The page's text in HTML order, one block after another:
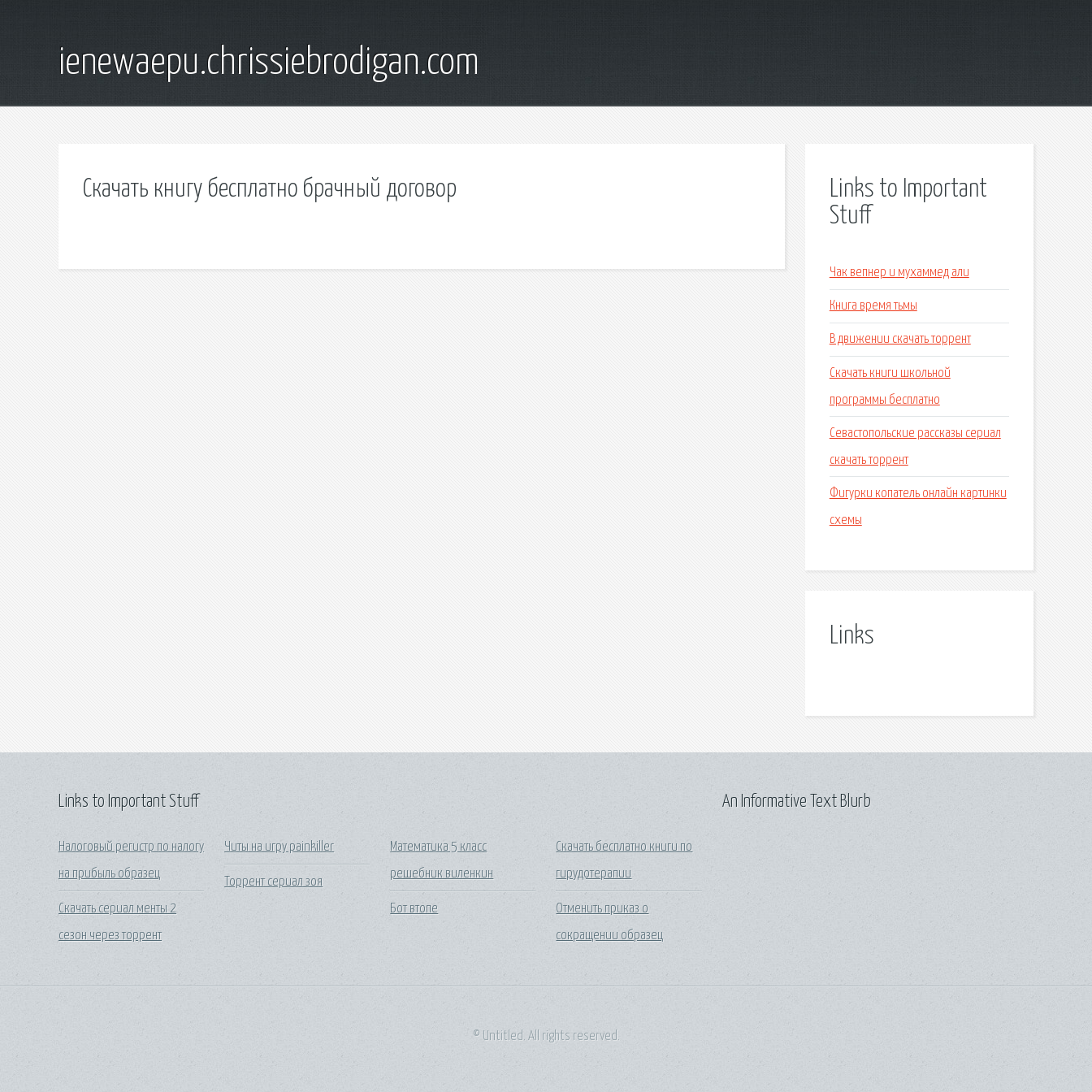
ienewaepu.chrissiebrodigan.com
Скачать книгу бесплатно брачный договор
Links to Important
Stuff
Чак вепнер и мухаммед али
Книга время тьмы
В движении скачать торрент
Скачать книги школьной
программы бесплатно
Севастопольские рассказы сериал
скачать торрент
Фигурки копатель онлайн картинки
схемы
Links
Links to Important Stuff
Налоговый регистр по налогу
на прибыль образец
Скачать сериал менты 2
сезон через торрент
Читы на игру painkiller
Торрент сериал зоя
Математика 5 класс
решебник виленкин
Бот втопе
Скачать бесплатно книги по
гирудотерапии
Отменить приказ о
сокращении образец
An Informative Text Blurb
© Untitled. All rights reserved.